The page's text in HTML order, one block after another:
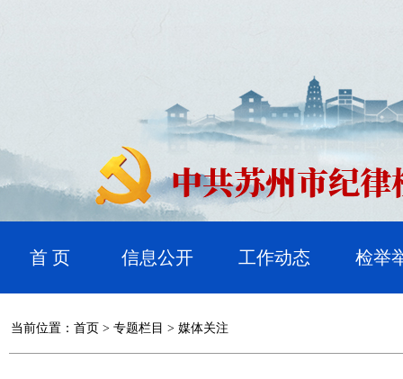
首 页 信息公开 工作动态 检举
当前位置： 首页 > 专题栏目 > 媒体关注